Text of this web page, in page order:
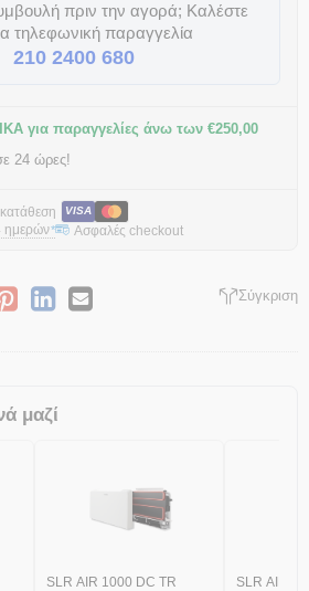
πριν την αγορά; Καλέστε
τηλεφωνική παραγγελία
210 2400 680
για παραγγελίες άνω των €250,00
24 ώρες!
VISA
ημερών* Ασφαλές checkout
Σύγκριση
μαζί
SLR AIR 1000 DC TR SLR AIR